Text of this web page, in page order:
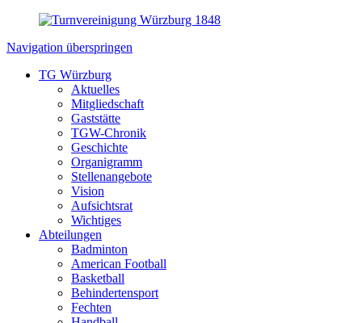
Navigation überspringen
TG Würzburg
Aktuelles
Mitgliedschaft
Gaststätte
TGW-Chronik
Geschichte
Organigramm
Stellenangebote
Vision
Aufsichtsrat
Wichtiges
Abteilungen
Badminton
American Football
Basketball
Behindertensport
Fechten